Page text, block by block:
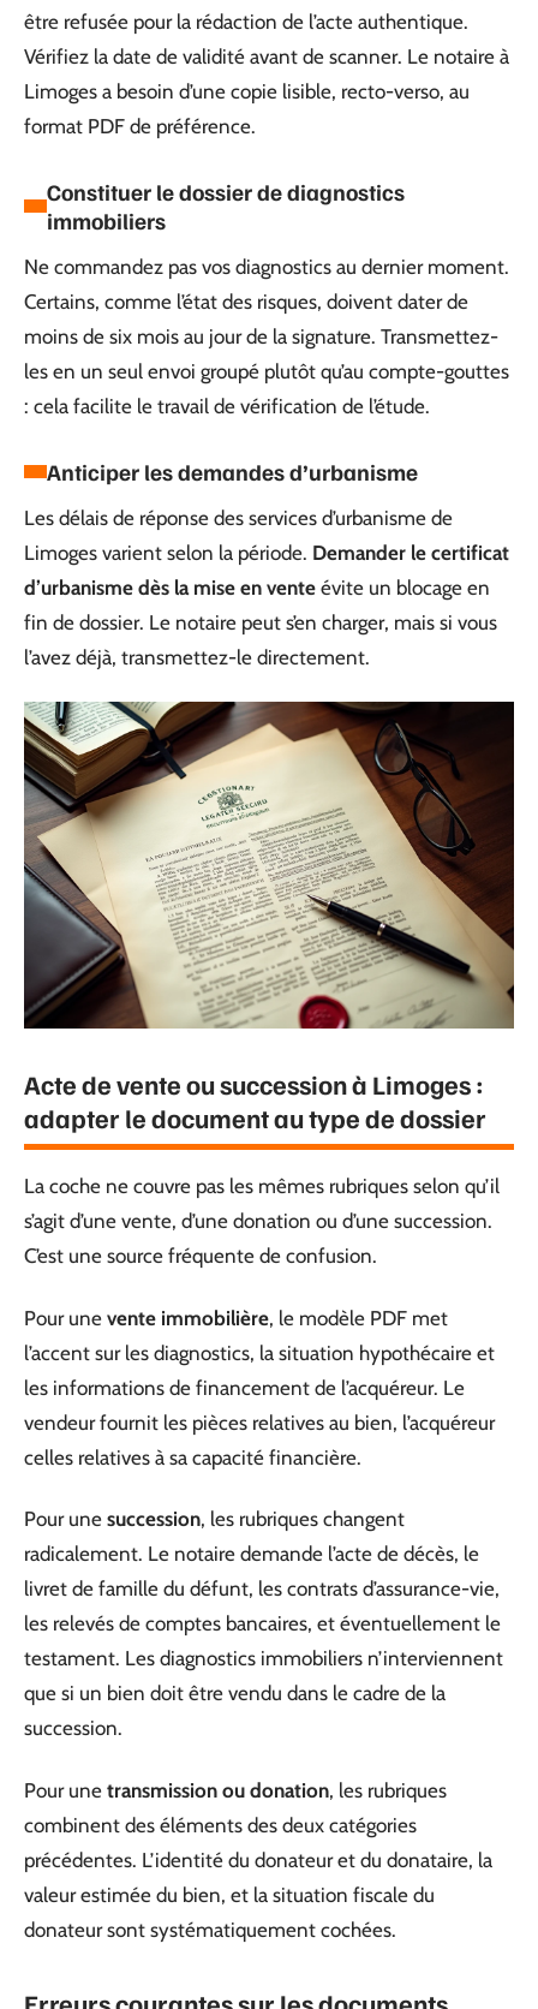
être refusée pour la rédaction de l’acte authentique.
Vérifiez la date de validité avant de scanner. Le notaire à
Limoges a besoin d’une copie lisible, recto-verso, au
format PDF de préférence.
Constituer le dossier de diagnostics
immobiliers
Ne commandez pas vos diagnostics au dernier moment.
Certains, comme l’état des risques, doivent dater de
moins de six mois au jour de la signature. Transmettez-
les en un seul envoi groupé plutôt qu’au compte-gouttes
: cela facilite le travail de vérification de l’étude.
Anticiper les demandes d’urbanisme
Les délais de réponse des services d’urbanisme de
Limoges varient selon la période. Demander le certificat
d’urbanisme dès la mise en vente évite un blocage en
fin de dossier. Le notaire peut s’en charger, mais si vous
l’avez déjà, transmettez-le directement.
Acte de vente ou succession à Limoges :
adapter le document au type de dossier
La coche ne couvre pas les mêmes rubriques selon qu’il
s’agit d’une vente, d’une donation ou d’une succession.
C’est une source fréquente de confusion.
Pour une vente immobilière, le modèle PDF met
l’accent sur les diagnostics, la situation hypothécaire et
les informations de financement de l’acquéreur. Le
vendeur fournit les pièces relatives au bien, l’acquéreur
celles relatives à sa capacité financière.
Pour une succession, les rubriques changent
radicalement. Le notaire demande l’acte de décès, le
livret de famille du défunt, les contrats d’assurance-vie,
les relevés de comptes bancaires, et éventuellement le
testament. Les diagnostics immobiliers n’interviennent
que si un bien doit être vendu dans le cadre de la
succession.
Pour une transmission ou donation, les rubriques
combinent des éléments des deux catégories
précédentes. L’identité du donateur et du donataire, la
valeur estimée du bien, et la situation fiscale du
donateur sont systématiquement cochées.